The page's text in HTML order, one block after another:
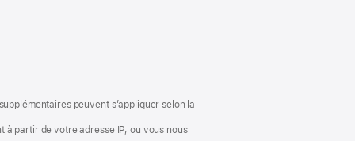
peuvent s’appliquer selon la
partir de votre adresse IP, ou vous nous